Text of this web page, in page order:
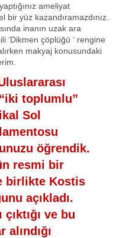
ameliyat
yüz kazandıramazdınız.
inanın uzak ara
‘Dikmen çöplüğü ‘ rengine
makyaj konusundaki
toplumlu”
Sol
öğrendik.
resmi bir
birlikte Kostis
açıkladı.
ve bu